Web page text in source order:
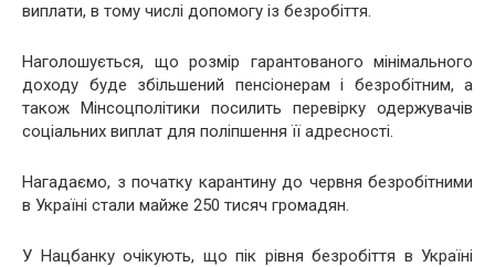
виплати, в тому числі допомогу із безробіття.
Наголошується, що розмір гарантованого мінімального
доходу буде збільшений пенсіонерам і безробітним, а
також Мінсоцполітики посилить перевірку одержувачів
соціальних виплат для поліпшення її адресності.
Нагадаємо, з початку карантину до червня безробітними
в Україні стали майже 250 тисяч громадян.
У Нацбанку очікують, що пік рівня безробіття в Україні